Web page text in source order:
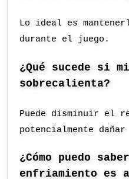
Lo ideal es
durante el juego.
¿Qué sucede si
sobrecalienta?
Puede disminuir el
potencialmente
¿Cómo puedo
enfriamiento es